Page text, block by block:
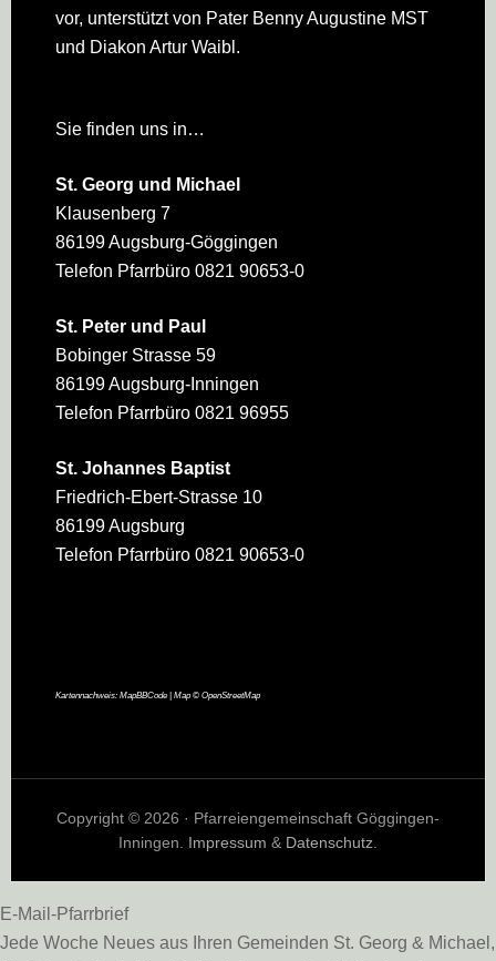
vor, unterstützt von Pater Benny Augustine MST
und Diakon Artur Waibl.
Sie finden uns in…
St. Georg und Michael
Klausenberg 7
86199 Augsburg-Göggingen
Telefon Pfarrbüro 0821 90653-0
St. Peter und Paul
Bobinger Strasse 59
86199 Augsburg-Inningen
Telefon Pfarrbüro 0821 96955
St. Johannes Baptist
Friedrich-Ebert-Strasse 10
86199 Augsburg
Telefon Pfarrbüro 0821 90653-0
Kartennachweis: MapBBCode| Map © OpenStreetMap
Copyright © 2026 · Pfarreiengemeinschaft Göggingen-
Inningen. Impressum & Datenschutz.
E-Mail-Pfarrbrief
Jede Woche Neues aus Ihren Gemeinden St. Georg & Michael,